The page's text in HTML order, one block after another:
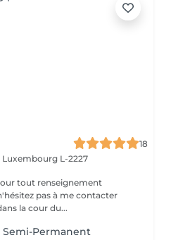
18
Luxembourg L-2227
tout renseignement
pas à me contacter
la cour du...
Semi-Permanent